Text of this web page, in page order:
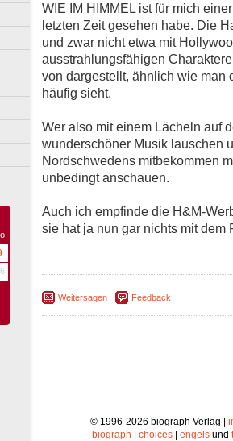
WIE IM HIMMEL ist für mich
letzten Zeit gesehen habe. Die
und zwar nicht etwa mit
ausstrahlungsfähigen
von dargestellt, ähnlich wie man
häufig sieht.
Wer also mit einem Lächeln auf
wunderschöner Musik lauschen
Nordschwedens mitbekommen
unbedingt anschauen.
Auch ich empfinde die H&M-
sie hat ja nun gar nichts mit dem
Weitersagen Feedback
© 1996-2026 biograph Verlag |
biograph
choices engels und